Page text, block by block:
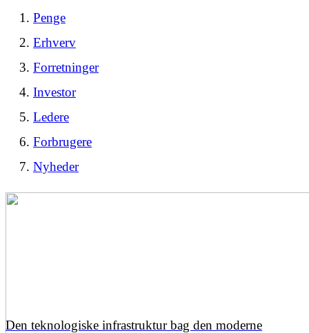
Penge
Erhverv
Forretninger
Investor
Ledere
Forbrugere
Nyheder
Den teknologiske infrastruktur bag den moderne